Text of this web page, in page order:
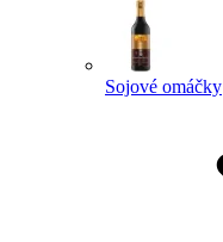
Sojové omáčky